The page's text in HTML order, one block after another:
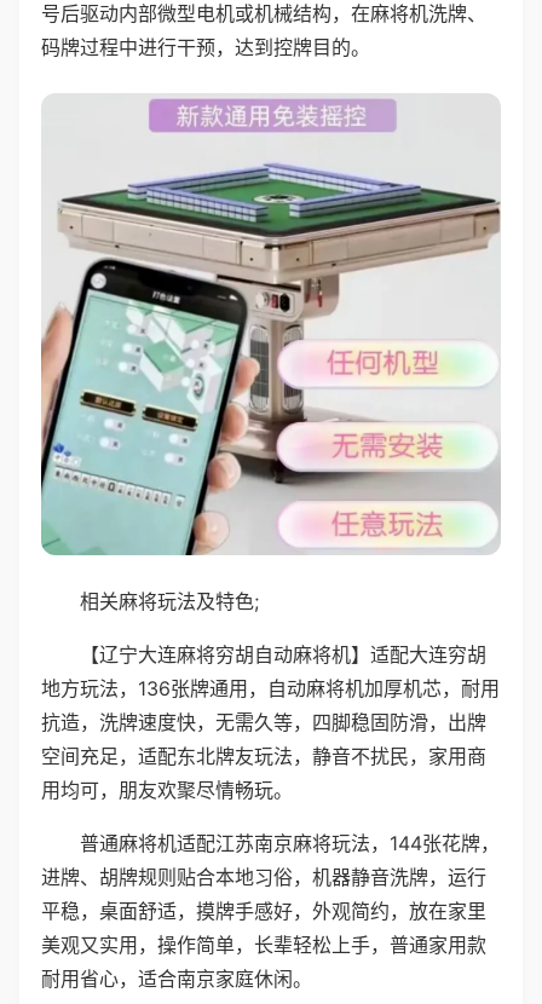
号后驱动内部微型电机或机械结构，在麻将机洗牌、
码牌过程中进行干预，达到控牌目的。
相关麻将玩法及特色;
【辽宁大连麻将穷胡自动麻将机】适配大连穷胡
地方玩法，136张牌通用，自动麻将机加厚机芯，耐用
抗造，洗牌速度快，无需久等，四脚稳固防滑，出牌
空间充足，适配东北牌友玩法，静音不扰民，家用商
用均可，朋友欢聚尽情畅玩。
普通麻将机适配江苏南京麻将玩法，144张花牌，
进牌、胡牌规则贴合本地习俗，机器静音洗牌，运行
平稳，桌面舒适，摸牌手感好，外观简约，放在家里
美观又实用，操作简单，长辈轻松上手，普通家用款
耐用省心，适合南京家庭休闲。